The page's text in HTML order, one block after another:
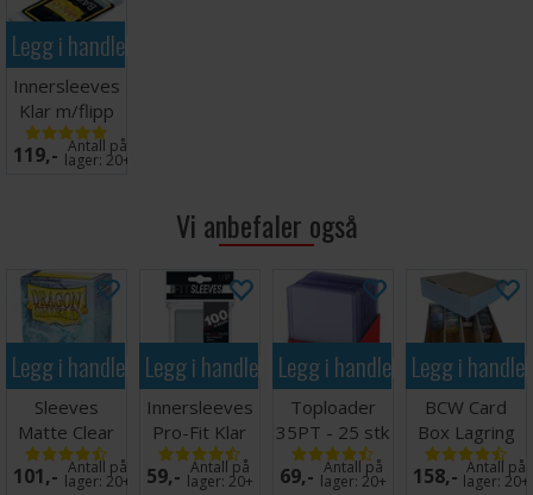
Legg i handlekurven
Innersleeves
Klar m/flipp
63x88
119,- Antall på
lager: 20+
Vi anbefaler også
Legg i handlekurven
Sleeves
Matte Clear
x100 - 63x88
m/box
101,- Antall på
lager: 20+
Legg i handlekurven
Innersleeves
Pro-Fit Klar
x100 64x89
59,- Antall på
lager:20+
Legg i handlekurven
Toploader
35PT - 25 stk
63,5 x 88,9
mm
69,- Antall på
lager:20+
Legg i
BCW Card
Box Lagring
4000 kort
158,- Antall på
lager:20+